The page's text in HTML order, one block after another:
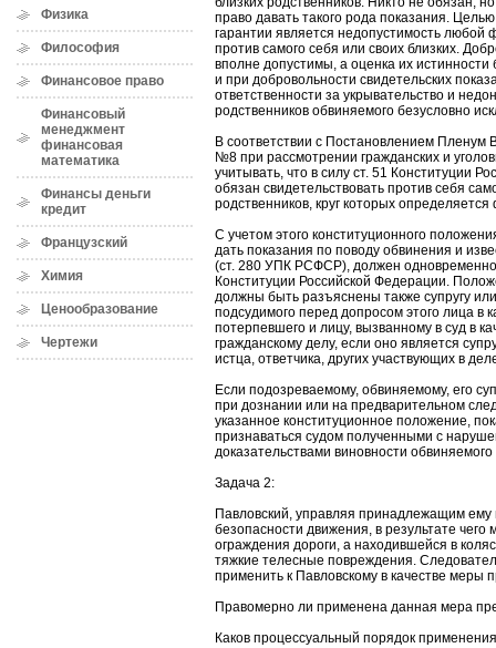
Физика
Философия
Финансовое право
Финансовый
менеджмент
финансовая
математика
Финансы деньги
кредит
Французский
Химия
Ценообразование
Чертежи
право давать такого рода показания.
гарантии является недопустимость любой
против самого себя или своих близких.
вполне допустимы, а оценка их
и при добровольности свидетельских
ответственности за укрывательство и
родственников обвиняемого безусловно
В соответствии с Постановлением Пленум
№8 при рассмотрении гражданских и
учитывать, что в силу ст. 51 Конституции
обязан свидетельствовать против себя
родственников, круг которых
С учетом этого конституционного
дать показания по поводу обвинения и
(ст. 280 УПК РСФСР), должен одновременно
Конституции Российской Федерации.
должны быть разъяснены также супругу
подсудимого перед допросом этого лица в
потерпевшего и лицу, вызванному в суд в
гражданскому делу, если оно является
истца, ответчика, других участвующих в
Если подозреваемому, обвиняемому, его
при дознании или на предварительном
указанное конституционное положение,
признаваться судом полученными с
доказательствами виновности
Задача 2:
Павловский, управляя принадлежащим
безопасности движения, в результате
ограждения дороги, а находившейся в
тяжкие телесные повреждения.
применить к Павловскому в качестве меры
Правомерно ли применена данная мера
Каков процессуальный порядок